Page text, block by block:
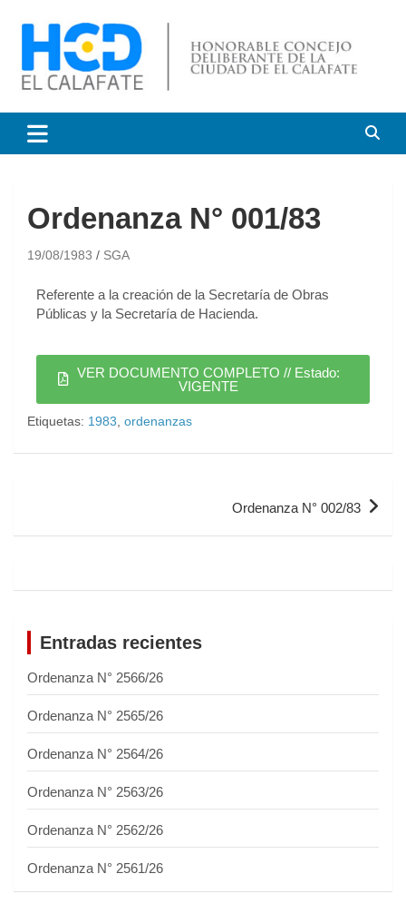
Honorable Concejo
Deliberante de El Calafate
Ordenanza N° 001/83
19/08/1983 SGA
Referente a la creación de la Secretaría de Obras
Públicas y la Secretaría de Hacienda.
VER DOCUMENTO COMPLETO // Estado:
VIGENTE
Etiquetas: 1983 ordenanzas
Ordenanza N° 002/83
Entradas recientes
Ordenanza N° 2566/26
Ordenanza N° 2565/26
Ordenanza N° 2564/26
Ordenanza N° 2563/26
Ordenanza N° 2562/26
Ordenanza N° 2561/26